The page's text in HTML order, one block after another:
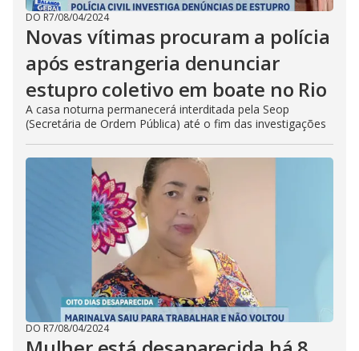
DO R7/08/04/2024
Novas vítimas procuram a polícia
após estrangeria denunciar
estupro coletivo em boate no Rio
A casa noturna permanecerá interditada pela Seop
(Secretária de Ordem Pública) até o fim das investigações
DO R7/08/04/2024